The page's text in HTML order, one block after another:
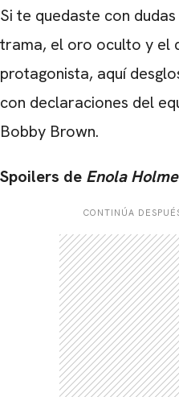
Si te quedaste con
trama, el oro oculto y el
protagonista, aquí
con declaraciones del
Bobby Brown.
Spoilers de Enola
CONTINÚA